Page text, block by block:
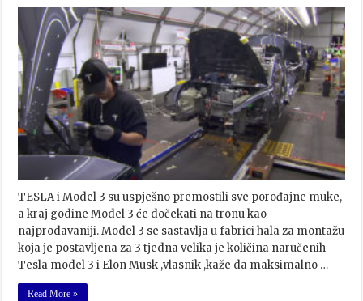
TESLA i Model 3 su uspješno premostili sve porođajne muke,
a kraj godine Model 3 će dočekati na tronu kao
najprodavaniji. Model 3 se sastavlja u fabrici hala za montažu
koja je postavljena za 3 tjedna velika je količina naručenih
Tesla model 3 i Elon Musk ,vlasnik ,kaže da maksimalno …
Read More »